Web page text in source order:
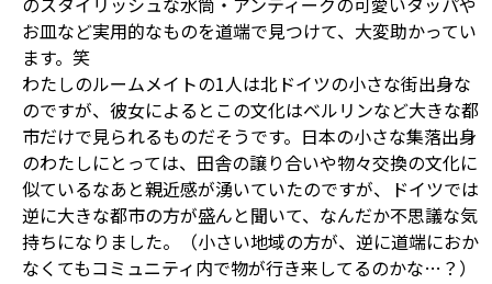
お皿など実用的なものを道端で見つけて、大変助かってい
ます。笑
わたしのルームメイトの1人は北ドイツの小さな街出身な
のですが、彼女によるとこの文化はベルリンなど大きな都
市だけで見られるものだそうです。日本の小さな集落出身
のわたしにとっては、田舎の譲り合いや物々交換の文化に
似ているなあと親近感が湧いていたのですが、ドイツでは
逆に大きな都市の方が盛んと聞いて、なんだか不思議な気
持ちになりました。（小さい地域の方が、逆に道端におか
なくてもコミュニティ内で物が行き来してるのかな…？）